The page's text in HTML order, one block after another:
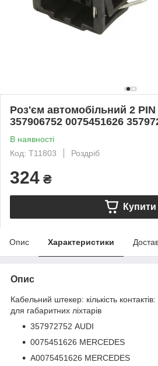
Роз'єм автомобільний 2
357906752 0075451626
В наявності
Код: T11803
Роздріб
324 ₴
Купити
Опис Характеристики
Опис
Кабельний штекер: кількість
для габаритних ліхтарів
357972752 AUDI
0075451626 MERCEDES
A0075451626 MERCEDES